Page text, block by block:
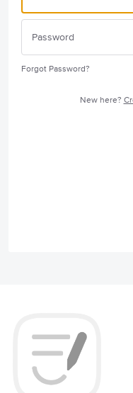
Forgot Password?
New here?